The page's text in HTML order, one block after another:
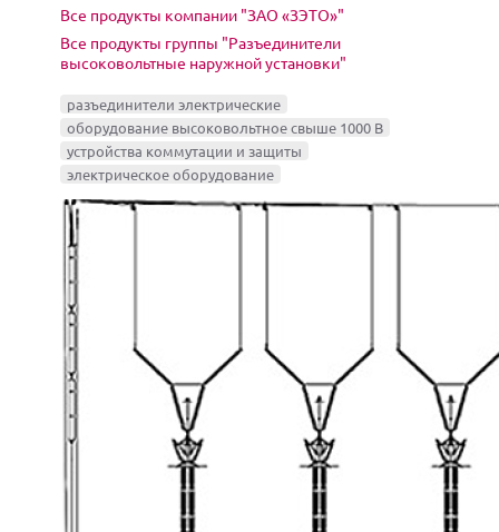
Все продукты компании "ЗАО «ЗЭТО»"
Все продукты группы "Разъединители
высоковольтные наружной установки"
разъединители электрические
оборудование высоковольтное свыше 1000 В
устройства коммутации и защиты
электрическое оборудование